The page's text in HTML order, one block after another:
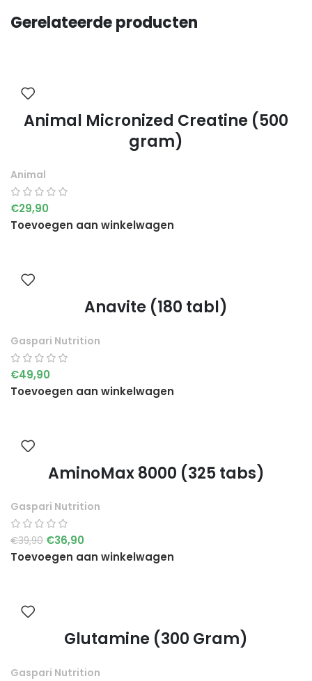
Gerelateerde producten
Animal Micronized Creatine (500
gram)
Animal
€29,90
Toevoegen aan winkelwagen
Anavite (180 tabl)
Gaspari Nutrition
€49,90
Toevoegen aan winkelwagen
AminoMax 8000 (325 tabs)
Gaspari Nutrition
€39,90 €36,90
Toevoegen aan winkelwagen
Glutamine (300 Gram)
Gaspari Nutrition